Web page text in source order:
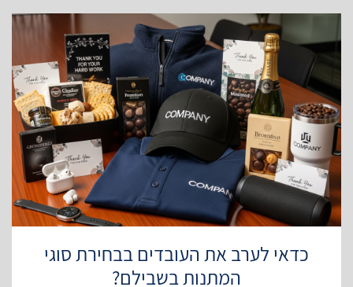
כדאי לערב את העובדים בבחירת סוגי
המתנות בשבילם?